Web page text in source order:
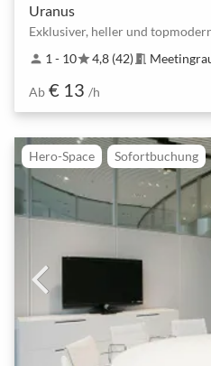
Uranus
Exklusiver, heller und
person 1 - 10star4,8 (42) meeting_room
Ab € 13 /h
Hero-Space Sofortbuchung